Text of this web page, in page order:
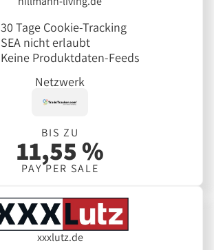
30 Tage Cookie-Tracking
SEA nicht erlaubt
Keine Produktdaten-Feeds
Netzwerk
BIS ZU
11,55 %
PAY PER SALE
xxxlutz.de